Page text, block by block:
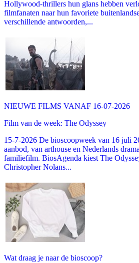
Hollywood-thrillers hun glans hebben
filmfanaten naar hun favoriete
verschillende antwoorden,...
NIEUWE FILMS VANAF 16-07-2026
Film van de week: The Odyssey
15-7-2026 De bioscoopweek van 16 juli
aanbod, van arthouse en Nederlands
familiefilm. BiosAgenda kiest The
Christopher Nolans...
Wat draag je naar de bioscoop?